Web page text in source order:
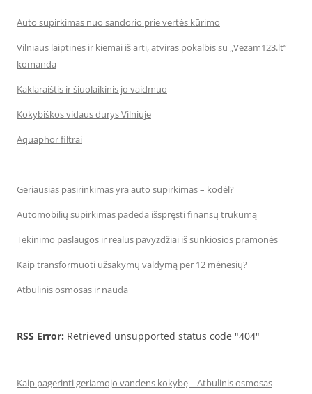
Auto supirkimas nuo sandorio prie vertės kūrimo
Vilniaus laiptinės ir kiemai iš arti, atviras pokalbis su „Vezam123.lt“
komanda
Kaklaraištis ir šiuolaikinis jo vaidmuo
Kokybiškos vidaus durys Vilniuje
Aquaphor filtrai
Geriausias pasirinkimas yra auto supirkimas – kodėl?
Automobilių supirkimas padeda išspręsti finansų trūkumą
Tekinimo paslaugos ir realūs pavyzdžiai iš sunkiosios pramonės
Kaip transformuoti užsakymų valdymą per 12 mėnesių?
Atbulinis osmosas ir nauda
RSS Error: Retrieved unsupported status code "404"
Kaip pagerinti geriamojo vandens kokybę – Atbulinis osmosas